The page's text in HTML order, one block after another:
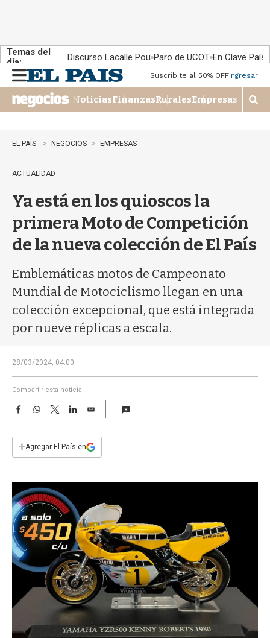
Temas del
día:
Discurso Lacalle Pou Paro de UCOT En Clave País
n
u
Suscribite al 50% OFFIngresar
NoticiasFinanzasRuralesEmpresas
M
o
e
EL PAÍS NEGOCIOS EMPRESAS
ACTUALIDAD
Ya está en los quioscos la
primera Moto de Competición
de la nueva colección de El País
Emblemáticas motos de Campeonato
Mundial de Motociclismo llegan en una
colección excepcional, que está integrada
por nueve réplicas a escala.
28/03/2024, 04:00
Compartir esta noticia
F
e
b
k
W
s
p
T
w
t
L
E
i
l
+Agregar El País en